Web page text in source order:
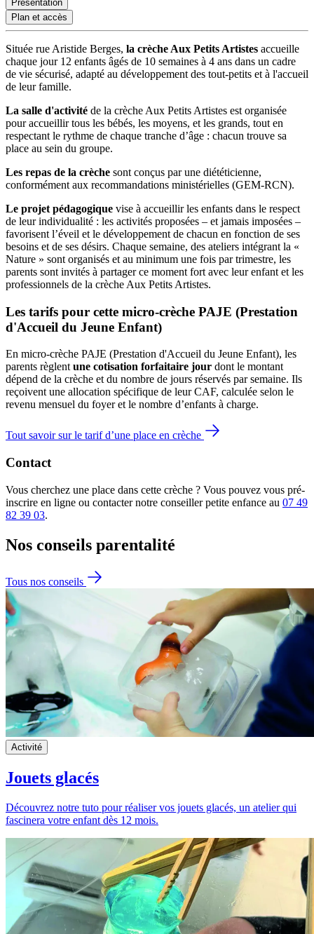
Présentation
Plan et accès
Située rue Aristide Berges, la crèche Aux Petits Artistes accueille
chaque jour 12 enfants âgés de 10 semaines à 4 ans dans un cadre
de vie sécurisé, adapté au développement des tout-petits et à l'accueil
de leur famille.
La salle d'activité de la crèche Aux Petits Artistes est organisée
pour accueillir tous les bébés, les moyens, et les grands, tout en
respectant le rythme de chaque tranche d’âge : chacun trouve sa
place au sein du groupe.
Les repas de la crèche sont conçus par une diététicienne,
conformément aux recommandations ministérielles (GEM-RCN).
Le projet pédagogique vise à accueillir les enfants dans le respect
de leur individualité : les activités proposées – et jamais imposées –
favorisent l’éveil et le développement de chacun en fonction de ses
besoins et de ses désirs. Chaque semaine, des ateliers intégrant la «
Nature » sont organisés et au minimum une fois par trimestre, les
parents sont invités à partager ce moment fort avec leur enfant et les
professionnels de la crèche Aux Petits Artistes.
Les tarifs pour cette micro-crèche PAJE (Prestation
d'Accueil du Jeune Enfant)
En micro-crèche PAJE (Prestation d'Accueil du Jeune Enfant), les
parents règlent une cotisation forfaitaire jour dont le montant
dépend de la crèche et du nombre de jours réservés par semaine. Ils
reçoivent une allocation spécifique de leur CAF, calculée selon le
revenu mensuel du foyer et le nombre d’enfants à charge.
Tout savoir sur le tarif d’une place en crèche
Contact
Vous cherchez une place dans cette crèche ? Vous pouvez vous pré-
inscrire en ligne ou contacter notre conseiller petite enfance au 07 49
82 39 03.
Nos conseils parentalité
Tous nos conseils
Activité
Jouets glacés
Découvrez notre tuto pour réaliser vos jouets glacés, un atelier qui
fascinera votre enfant dès 12 mois.